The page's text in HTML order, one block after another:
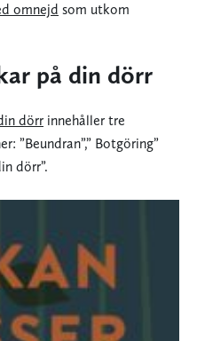
omnejd som utkom
på din dörr
dörr innehåller tre
”Beundran”,” Botgöring”
dörr”.